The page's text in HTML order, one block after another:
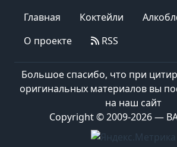
Главная Коктейли
О проекте
RSS
Большое спасибо, что при
оригинальных материалов вы
на наш сайт
Copyright © 2009-2026 —